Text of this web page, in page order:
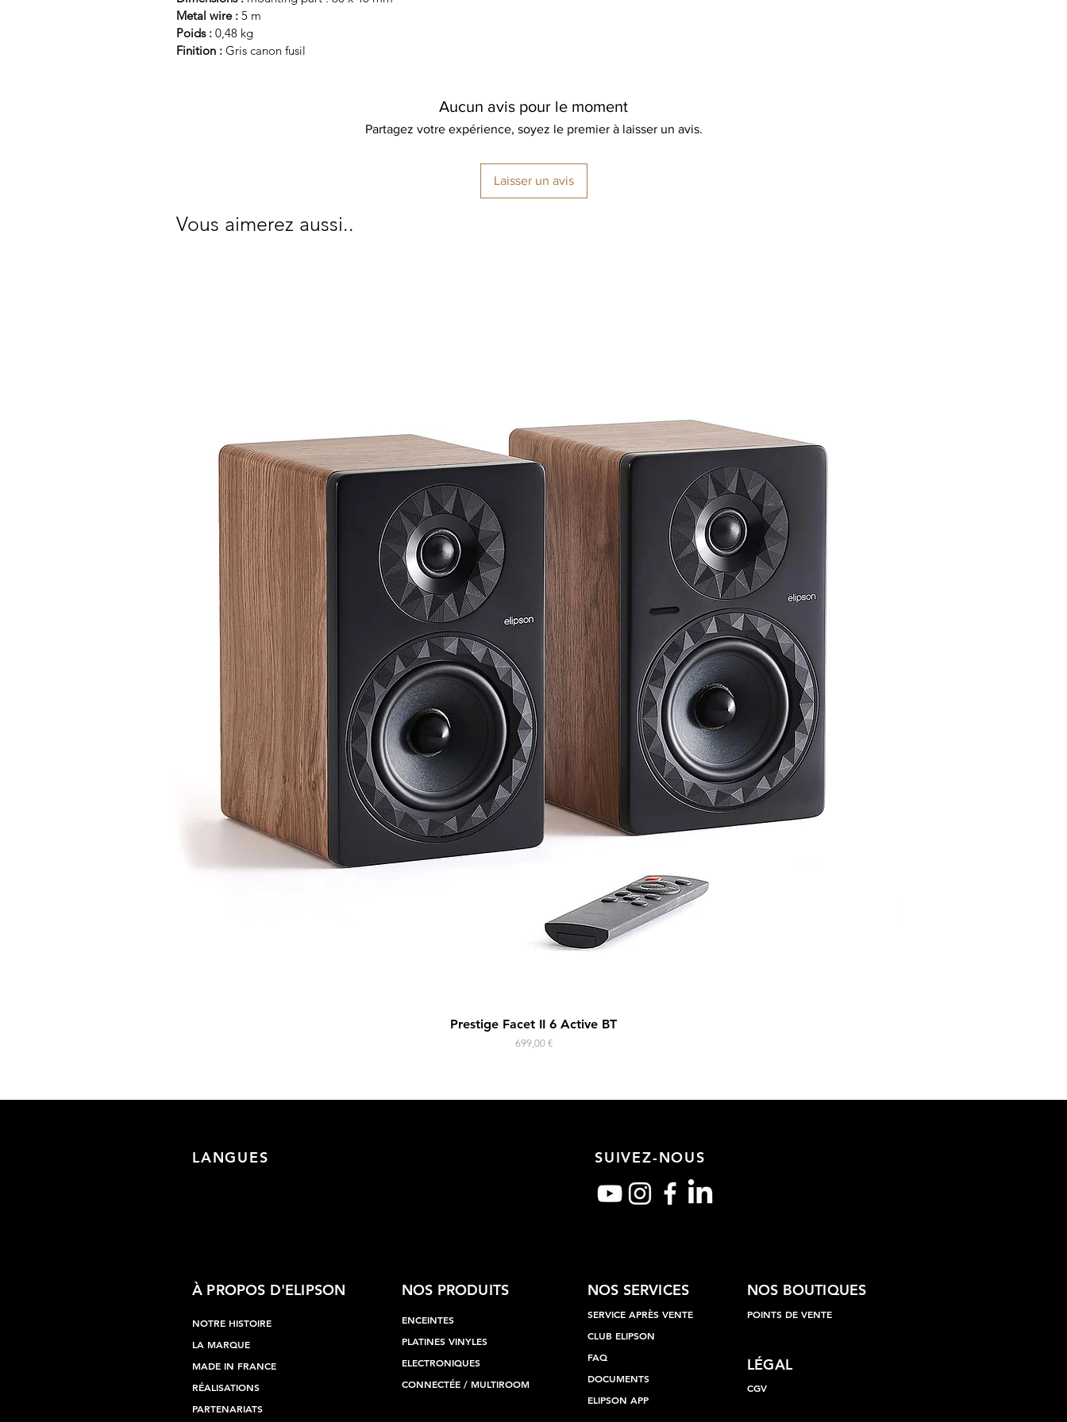
Metal wire : 5 m
Poids : 0,48 kg
Finition : Gris canon fusil
Aucun avis pour le moment
Partagez votre expérience, soyez le premier à laisser un avis.
Laisser un avis
Vous aimerez aussi..
Aperçu rapide
Prestige Facet II 6 Active BT
Prix
699,00 €
LANGUES SUIVEZ-NOUS
À PROPOS D'ELIPSON
NOTRE HISTOIRE
LA MARQUE
MADE IN FRANCE
RÉALISATIONS
PARTENARIATS
NOS PRODUITS
ENCEINTES
PLATINES VINYLES
ELECTRONIQUES
CONNECTÉE / MULTIROOM
NOS SERVICES
SERVICE APRÈS VENTE
CLUB ELIPSON
FAQ
DOCUMENTS
ELIPSON APP
NOS BOUTIQUES
POINTS DE VENTE
LÉGAL
CGV